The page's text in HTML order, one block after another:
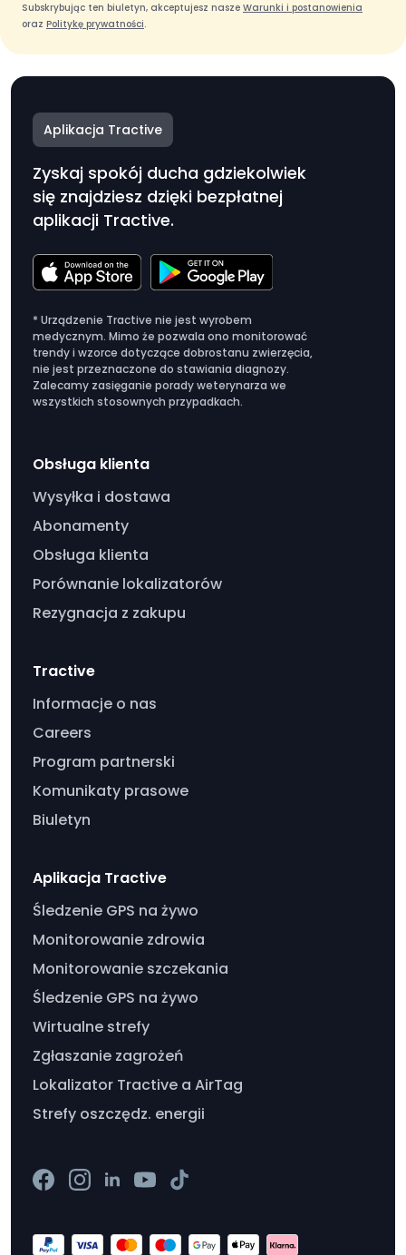
Subskrybując ten biuletyn, akceptujesz nasze Warunki i postanowienia
oraz Politykę prywatności.
Aplikacja Tractive
Zyskaj spokój ducha gdziekolwiek
się znajdziesz dzięki bezpłatnej
aplikacji Tractive.
* Urządzenie Tractive nie jest wyrobem
medycznym. Mimo że pozwala ono monitorować
trendy i wzorce dotyczące dobrostanu zwierzęcia,
nie jest przeznaczone do stawiania diagnozy.
Zalecamy zasięganie porady weterynarza we
wszystkich stosownych przypadkach.
Obsługa klienta
Wysyłka i dostawa
Abonamenty
Obsługa klienta
Porównanie lokalizatorów
Rezygnacja z zakupu
Tractive
Informacje o nas
Careers
Program partnerski
Komunikaty prasowe
Biuletyn
Aplikacja Tractive
Śledzenie GPS na żywo
Monitorowanie zdrowia
Monitorowanie szczekania
Śledzenie GPS na żywo
Wirtualne strefy
Zgłaszanie zagrożeń
Lokalizator Tractive a AirTag
Strefy oszczędz. energii